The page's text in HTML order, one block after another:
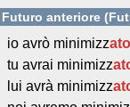
Futuro anteriore
io avrò minimizzato
tu avrai minimizz
lui avrà minimizz